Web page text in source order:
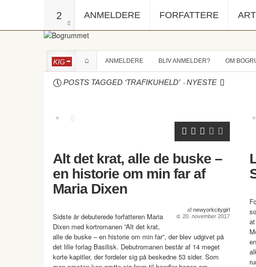
2 ANMELDERE FORFATTERE
KIG ANMELDERE BLIV ANMELDER? OM
POSTS TAGGED ‘TRAFIKUHELD’ -NYESTE
Alt det krat, alle de buske –
en historie om min far af
Maria Dixen
af newyorkcitygirl
d. 20. november 2017
Sidste år debuterede forfatteren Maria
Dixen med kortromanen ”Alt det krat,
alle de buske – en historie om min far”, der blev udgivet på
det lille forlag Basilisk. Debutromanen består af 14 meget
korte kapitler, der fordeler sig på beskedne 53 sider. Som